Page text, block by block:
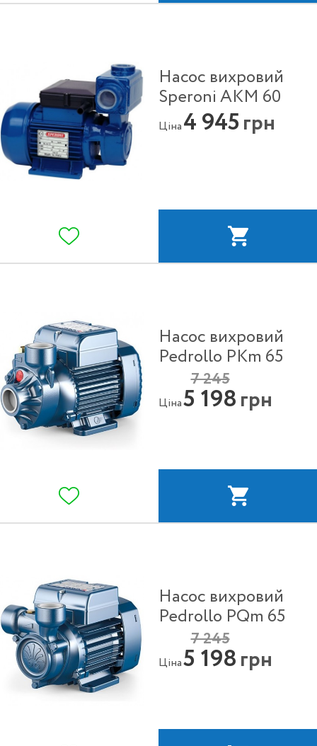
Насос вихровий
Speroni AKM 60
Ціна4 945грн
Насос вихровий
Pedrollo PKm 65
Ціна
7 245
5 198грн
Насос вихровий
Pedrollo PQm 65
Ціна
7 245
5 198грн